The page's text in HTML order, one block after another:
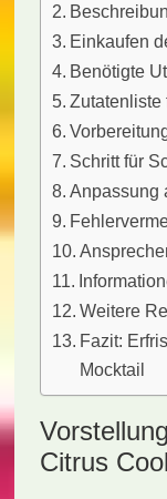
Einkaufen
Benötigte
Zutatenliste
Schritt für
Anpassung
Weitere
Fazit:
Mocktail
Citrus